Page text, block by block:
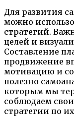
Для развития
можно
стратегий.
целей и
Составление
продвижение
мотивацию и
полезно
которым мы
соблюдаем свои
стратегии по